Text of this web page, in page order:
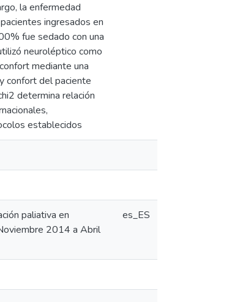
la enfermedad
ingresados en
fue sedado con una
neuroléptico como
mediante una
confort del paciente
determina relación
establecidos
paliativa en
2014 a Abril
es_ES